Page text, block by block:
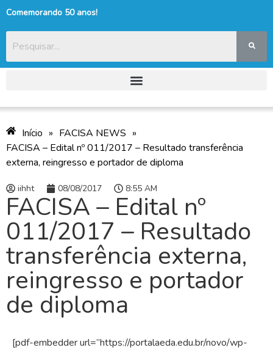
Comemorando 50 anos!
Início » FACISA NEWS »
FACISA – Edital nº 011/2017 – Resultado transferência
externa, reingresso e portador de diploma
iihht 08/08/2017 8:55 AM
FACISA – Edital nº
011/2017 – Resultado
transferência externa,
reingresso e portador
de diploma
[pdf-embedder url=”https://portalaeda.edu.br/novo/wp-